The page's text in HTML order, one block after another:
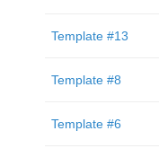
Template #13
Template #8
Template #6